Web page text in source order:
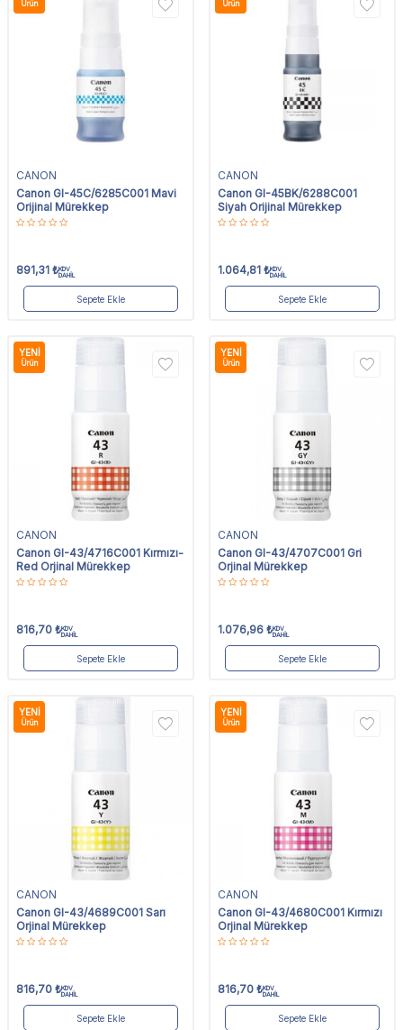
Ürün
CANON
Canon GI-45C/6285C001 Mavi
Orijinal Mürekkep
891,31 ₺KDV
DAHİL
Sepete Ekle
Ürün
CANON
Canon GI-45BK/6288C001
Siyah Orijinal Mürekkep
1.064,81 ₺KDV
DAHİL
Sepete Ekle
YENI
Ürün
CANON
Canon GI-43/4716C001 Kırmızı-
Red Orjinal Mürekkep
816,70 ₺KDV
DAHİL
Sepete Ekle
YENI
Ürün
CANON
Canon GI-43/4707C001 Gri
Orjinal Mürekkep
1.076,96 ₺KDV
DAHİL
Sepete Ekle
YENI
Ürün
CANON
Canon GI-43/4689C001 Sarı
Orjinal Mürekkep
816,70 ₺KDV
DAHİL
Sepete Ekle
YENI
Ürün
CANON
Canon GI-43/4680C001 Kırmızı
Orjinal Mürekkep
816,70 ₺KDV
DAHİL
Sepete Ekle